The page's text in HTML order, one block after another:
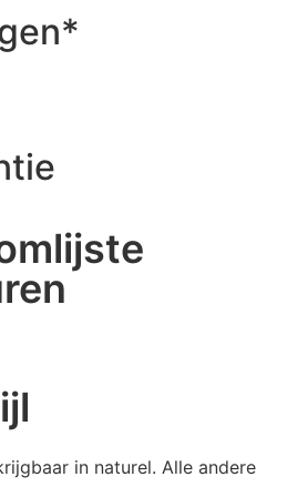
in naturel. Alle andere